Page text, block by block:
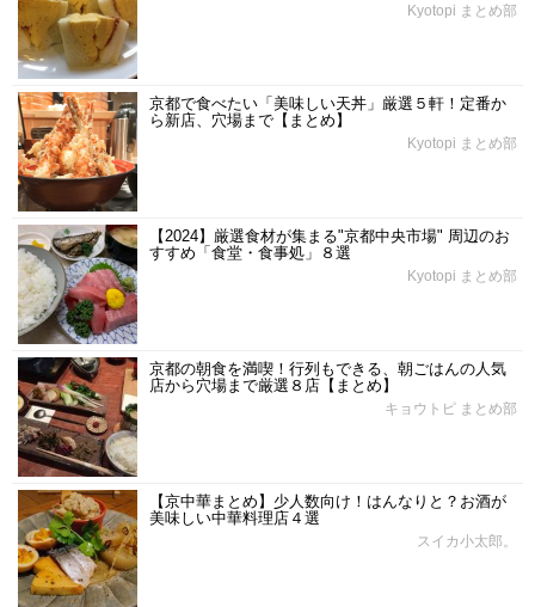
Kyotopi まとめ部
京都で食べたい「美味しい天丼」厳選５軒！定番か
ら新店、穴場まで【まとめ】
Kyotopi まとめ部
【2024】厳選食材が集まる"京都中央市場" 周辺のお
すすめ「食堂・食事処」８選
Kyotopi まとめ部
京都の朝食を満喫！行列もできる、朝ごはんの人気
店から穴場まで厳選８店【まとめ】
キョウトピ まとめ部
【京中華まとめ】少人数向け！はんなりと？お酒が
美味しい中華料理店４選
スイカ小太郎。